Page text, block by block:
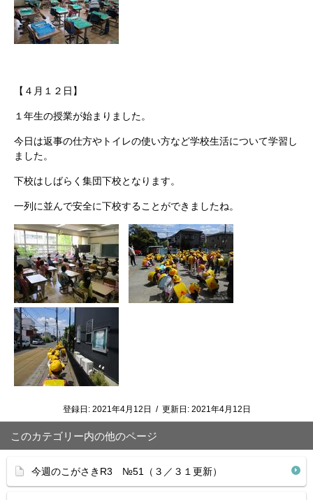
【４月１２日】
１年生の授業が始まりました。
今日は返事の仕方やトイレの使い方など学校生活について学習し
ました。
下校はしばらく集団下校となります。
一列に並んで安全に下校することができましたね。
登録日: 2021年4月12日 / 更新日: 2021年4月12日
このカテゴリー内の他のページ
今週のこがさきR3 №51（３／３１更新）